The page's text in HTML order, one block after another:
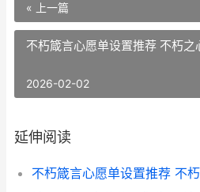
« 上一篇
不朽箴言心愿单设置推荐 不朽之
2026-02-02
延伸阅读
不朽箴言心愿单设置推荐 不